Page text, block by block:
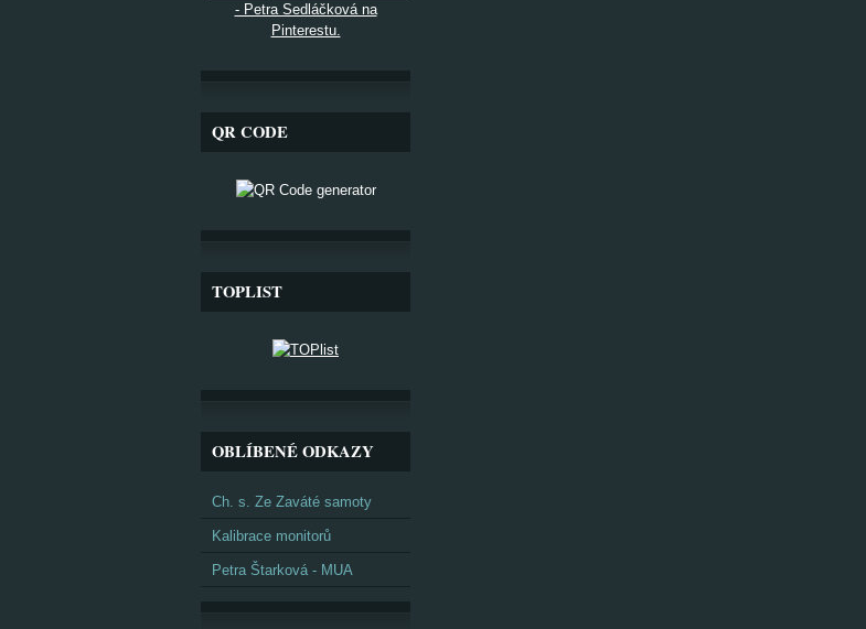
- Petra Sedláčková na
Pinterestu.
QR CODE
TOPLIST
OBLÍBENÉ ODKAZY
Ch. s. Ze Zaváté samoty
Kalibrace monitorů
Petra Štarková - MUA